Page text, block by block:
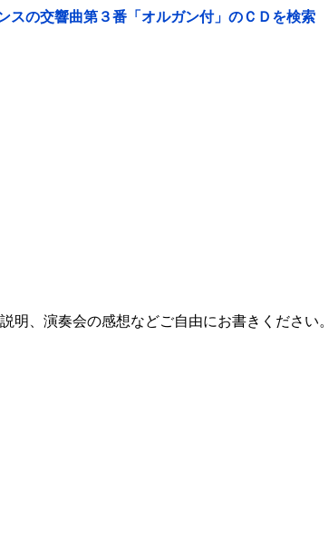
スの交響曲第３番「オルガン付」のＣＤを検索
明、演奏会の感想などご自由にお書きください。